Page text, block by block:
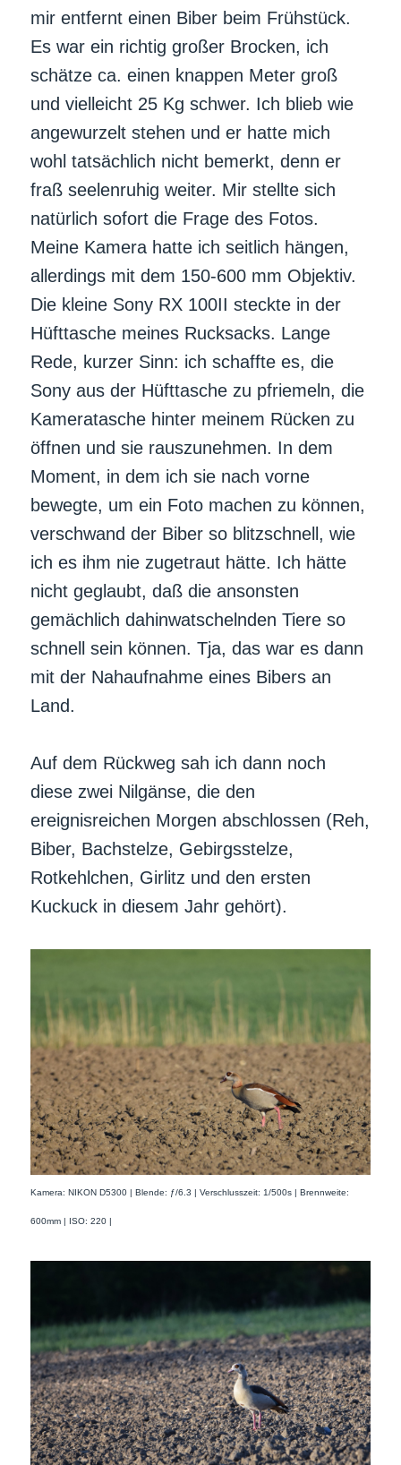
mir entfernt einen Biber beim Frühstück.
Es war ein richtig großer Brocken, ich
schätze ca. einen knappen Meter groß
und vielleicht 25 Kg schwer. Ich blieb wie
angewurzelt stehen und er hatte mich
wohl tatsächlich nicht bemerkt, denn er
fraß seelenruhig weiter. Mir stellte sich
natürlich sofort die Frage des Fotos.
Meine Kamera hatte ich seitlich hängen,
allerdings mit dem 150-600 mm Objektiv.
Die kleine Sony RX 100II steckte in der
Hüfttasche meines Rucksacks. Lange
Rede, kurzer Sinn: ich schaffte es, die
Sony aus der Hüfttasche zu pfriemeln, die
Kameratasche hinter meinem Rücken zu
öffnen und sie rauszunehmen. In dem
Moment, in dem ich sie nach vorne
bewegte, um ein Foto machen zu können,
verschwand der Biber so blitzschnell, wie
ich es ihm nie zugetraut hätte. Ich hätte
nicht geglaubt, daß die ansonsten
gemächlich dahinwatschelnden Tiere so
schnell sein können. Tja, das war es dann
mit der Nahaufnahme eines Bibers an
Land.
Auf dem Rückweg sah ich dann noch
diese zwei Nilgänse, die den
ereignisreichen Morgen abschlossen (Reh,
Biber, Bachstelze, Gebirgsstelze,
Rotkehlchen, Girlitz und den ersten
Kuckuck in diesem Jahr gehört).
Kamera: NIKON D5300 | Blende: ƒ/6.3 | Verschlusszeit: 1/500s | Brennweite:
600mm | ISO: 220 |